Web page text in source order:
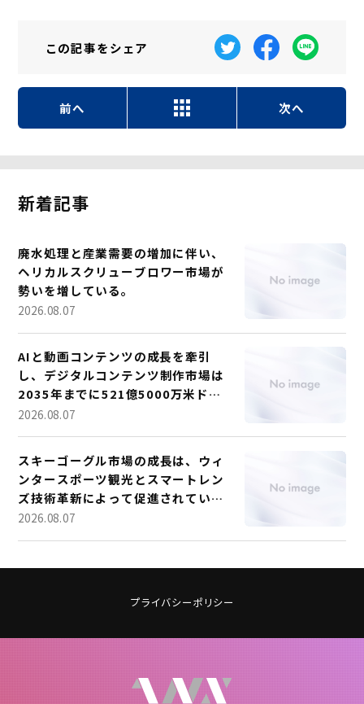
この記事をシェア
前へ 次へ
新着記事
廃水処理と産業需要の増加に伴い、
ヘリカルスクリューブロワー市場が
勢いを増している。
2026.08.07
AIと動画コンテンツの成長を牽引
し、デジタルコンテンツ制作市場は
2035年までに521億5000万米ドル
を超える見込み。
2026.08.07
スキーゴーグル市場の成長は、ウィ
ンタースポーツ観光とスマートレン
ズ技術革新によって促進されてい
る。
2026.08.07
プライバシーポリシー